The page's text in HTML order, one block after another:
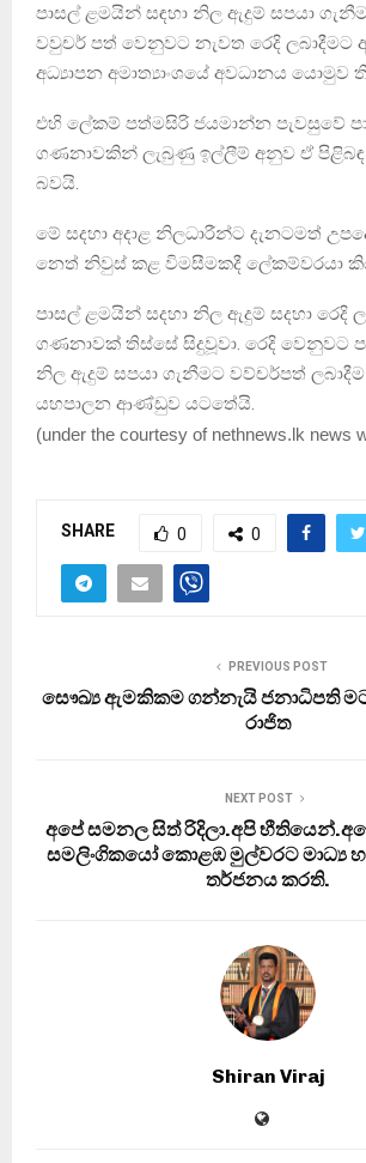
පාසල් ළමයින් සඳහා නිල ඇදුම් සපයා
වවුචර් පත් වෙනුවට නැවත රෙදි ලබාදීමට
අධ්‍යාපන අමාත්‍යාංශයේ අවධානය යොමුව
එහි ලේකම් පත්මසිරි ජයමාන්න පැවසුවේ
ගණනාවකින් ලැබුණු ඉල්ලීම් අනුව ඒ
බවයි.
මේ සදහා අදාළ නිලධාරීන්ට දැනටමත්
නෙත් නිවුස් කළ විමසීමකදී ලේකම්වරයා
පාසල් ළමයින් සදහා නිල ඇදුම් සදහා රෙදි
ගණනාවක් තිස්සේ සිදුවූවා. රෙදි වෙනුවට
නිල ඇදුම් සපයා ගැනීමට වව්චර්පත්
යහපාලන ආණ්ඩුව යටතේයි.
(under the courtesy of nethnews.lk news
SHARE 0 0
PREVIOUS POST
සෞඛ්‍ය ඇමකිකම ගන්නැයි ජනාධිපති
රාජිත
NEXT POST
අපේ සමනල සිත් රිදිලා.අපි
සමලිංගිකයෝ කොළඹ මුල්වරට මාධ්‍ය
තර්ජනය කරති.
Shiran Viraj